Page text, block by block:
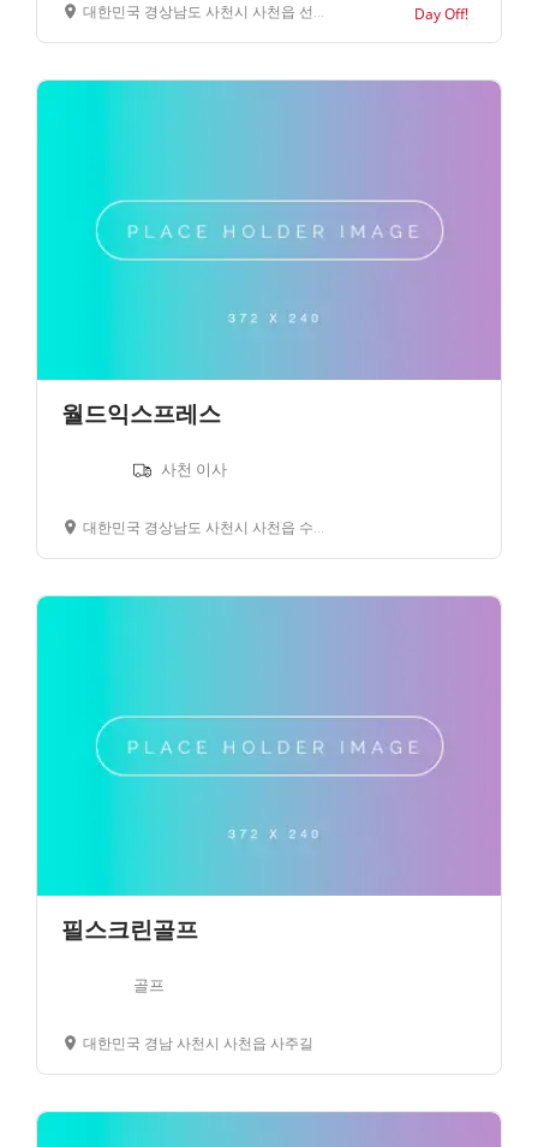
대한민국 경상남도 사천시 사천읍 선인리 313-1 Day Off!
월드익스프레스
사천 이사
대한민국 경상남도 사천시 사천읍 수석리 경남은행 사천지점
필스크린골프
골프
대한민국 경남 사천시 사천읍 사주길